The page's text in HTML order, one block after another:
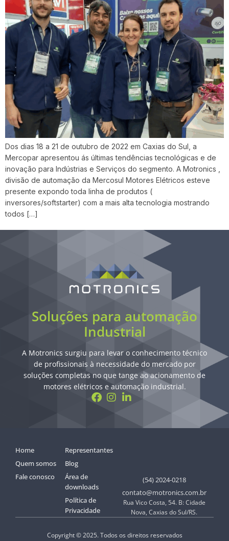
Dos dias 18 a 21 de outubro de 2022 em Caxias do Sul, a
Mercopar apresentou ás últimas tendências tecnológicas e de
inovação para Indústrias e Serviços do segmento. A Motronics ,
divisão de automação da Mercosul Motores Elétricos esteve
presente expondo toda linha de produtos (
inversores/softstarter) com a mais alta tecnologia mostrando
todos […]
Soluções para automação
Industrial
A Motronics surgiu para levar o conhecimento técnico
de profissionais à necessidade do mercado por
soluções completas no que tange ao acionamento de
motores elétricos e automação industrial.
Home
Quem somos
Fale conosco
Representantes
Blog
Área de
downloads
Política de
Privacidade
(54) 2024-0218
contato@motronics.com.br
Rua Vico Costa, 54. B: Cidade
Nova, Caxias do Sul/RS.
Copyright © 2025. Todos os direitos reservados